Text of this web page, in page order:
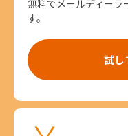
無料でメールディーラ
す。
試し